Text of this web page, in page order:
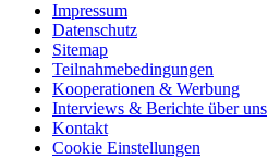
Impressum
Datenschutz
Sitemap
Teilnahmebedingungen
Kooperationen & Werbung
Interviews & Berichte über uns
Kontakt
Cookie Einstellungen